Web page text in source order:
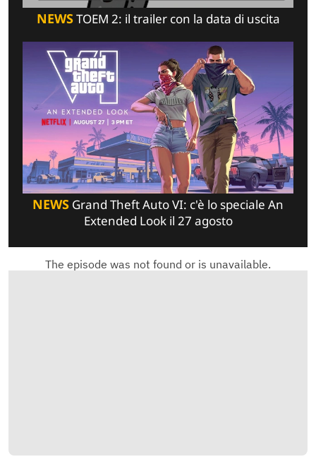
NEWSTOEM 2: il trailer con la data di uscita
NEWS Grand Theft Auto VI: c'è lo speciale An
Extended Look il 27 agosto